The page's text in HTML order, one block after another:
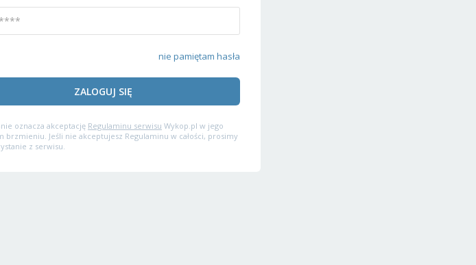
nie pamiętam hasła
ZALOGUJ SIĘ
oznacza akceptację Regulaminu serwisu Wykop.pl w jego
brzmieniu. Jeśli nie akceptujesz Regulaminu w całości, prosimy
z serwisu.